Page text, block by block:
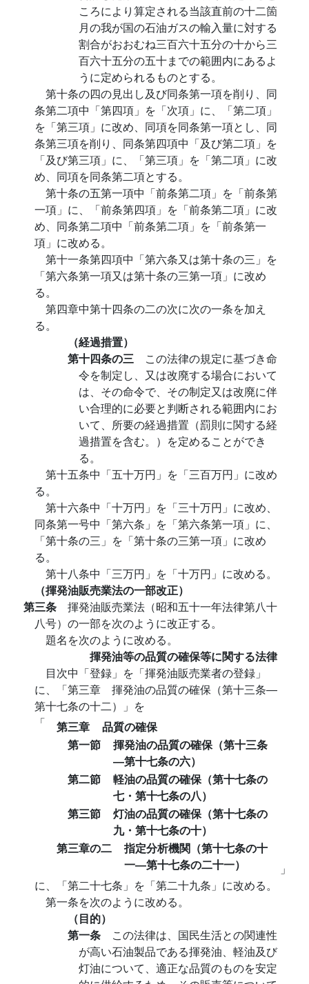
ころにより算定される当該直前の十二箇
月の我が国の石油ガスの輸入量に対する
割合がおおむね三百六十五分の十から三
百六十五分の五十までの範囲内にあるよ
うに定められるものとする。
第十条の四の見出し及び同条第一項を削り、同
条第二項中「第四項」を「次項」に、「第二項」
を「第三項」に改め、同項を同条第一項とし、同
条第三項を削り、同条第四項中「及び第二項」を
「及び第三項」に、「第三項」を「第二項」に改
め、同項を同条第二項とする。
第十条の五第一項中「前条第二項」を「前条第
一項」に、「前条第四項」を「前条第二項」に改
め、同条第二項中「前条第二項」を「前条第一
項」に改める。
第十一条第四項中「第六条又は第十条の三」を
「第六条第一項又は第十条の三第一項」に改め
る。
第四章中第十四条の二の次に次の一条を加え
る。
（経過措置）
第十四条の三 この法律の規定に基づき命
令を制定し、又は改廃する場合において
は、その命令で、その制定又は改廃に伴
い合理的に必要と判断される範囲内にお
いて、所要の経過措置（罰則に関する経
過措置を含む。）を定めることができ
る。
第十五条中「五十万円」を「三百万円」に改め
る。
第十六条中「十万円」を「三十万円」に改め、
同条第一号中「第六条」を「第六条第一項」に、
「第十条の三」を「第十条の三第一項」に改め
る。
第十八条中「三万円」を「十万円」に改める。
（揮発油販売業法の一部改正）
第三条 揮発油販売業法（昭和五十一年法律第八十
八号）の一部を次のように改正する。
題名を次のように改める。
揮発油等の品質の確保等に関する法律
目次中「登録」を「揮発油販売業者の登録」
に、「第三章 揮発油の品質の確保（第十三条―
第十七条の十二）」を
「
第三章
品質の確保
第一節
揮発油の品質の確保（第十三条
―第十七条の六）
第二節
軽油の品質の確保（第十七条の
七・第十七条の八）
第三節
灯油の品質の確保（第十七条の
九・第十七条の十）
第三章の二
指定分析機関（第十七条の十
一―第十七条の二十一）
」
に、「第二十七条」を「第二十九条」に改める。
第一条を次のように改める。
（目的）
第一条 この法律は、国民生活との関連性
が高い石油製品である揮発油、軽油及び
灯油について、適正な品質のものを安定